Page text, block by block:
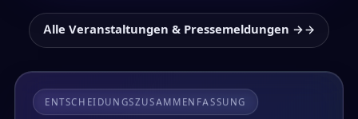
Alle Veranstaltungen & Pressemeldungen →
ENTSCHEIDUNGSZUSAMMENFASSUNG